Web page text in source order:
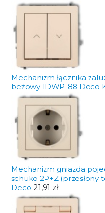
Mechanizm łącznika
beżowy 1DWP-88 Deco
Mechanizm gniazda
schuko 2P+Z
Deco 21,91 zł